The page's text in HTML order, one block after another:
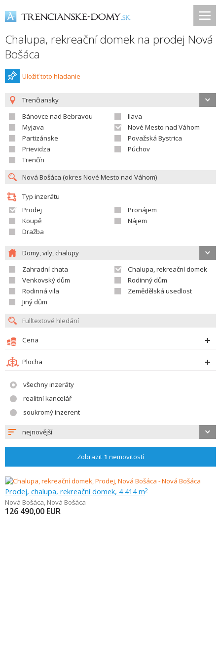
Chalupa, rekreační domek na prodej Nová
Bošáca
Uložiť toto hladanie
Trenčiansky
Bánovce nad Bebravou
Ilava
Myjava
Nové Mesto nad Váhom
Partizánske
Považská Bystrica
Prievidza
Púchov
Trenčín
Typ inzerátu
Prodej
Pronájem
Koupě
Nájem
Dražba
Domy, vily, chalupy
Zahradní chata
Chalupa, rekreační domek
Venkovský dům
Rodinný dům
Rodinná vila
Zemědělská usedlost
Jiný dům
Cena
Plocha
všechny inzeráty
realitní kancelář
soukromý inzerent
nejnovější
Zobrazit 1 nemovitostí
Prodej, chalupa, rekreační domek, 4 414 m2
Nová Bošáca, Nová Bošáca
126 490,00 EUR